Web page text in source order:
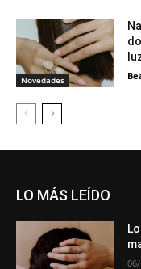
Novedades
LO MÁS LEÍDO